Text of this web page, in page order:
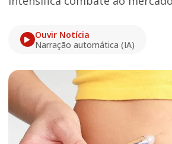
Ouvir Notícia
Narração automática (IA)